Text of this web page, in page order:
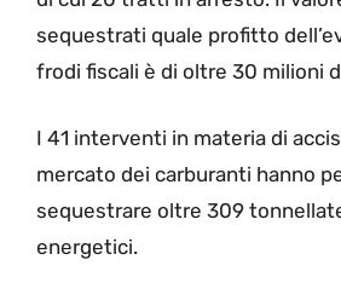
sequestrati quale profitto
frodi fiscali è di oltre 30 milioni
I 41 interventi in materia di
mercato dei carburanti hanno
sequestrare oltre 309
energetici.